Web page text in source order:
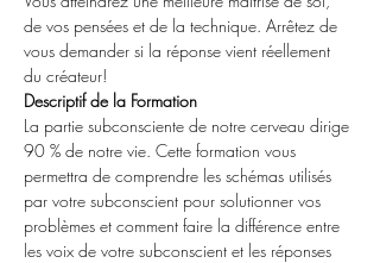
de vos pensées et de la technique. Arrêtez de
vous demander si la réponse vient réellement
du créateur!
Descriptif de la Formation
La partie subconsciente de notre cerveau dirige
90 % de notre vie. Cette formation vous
permettra de comprendre les schémas utilisés
par votre subconscient pour solutionner vos
problèmes et comment faire la différence entre
les voix de votre subconscient et les réponses